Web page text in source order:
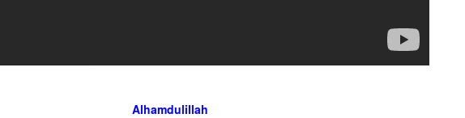
Alhamdulillah